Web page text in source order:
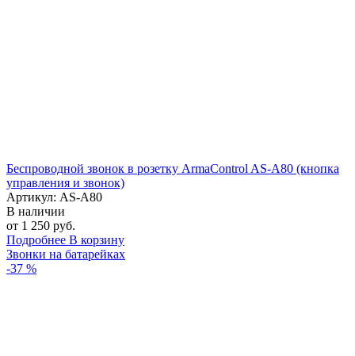
Беспроводной звонок в розетку ArmaControl AS-A80 (кнопка
управления и звонок)
Артикул: AS-A80
В наличии
от 1 250 руб.
Подробнее В корзину
Звонки на батарейках
-37 %